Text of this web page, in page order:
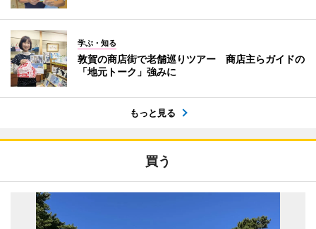
学ぶ・知る
敦賀の商店街で老舗巡りツアー 商店主らガイドの
「地元トーク」強みに
もっと見る
買う